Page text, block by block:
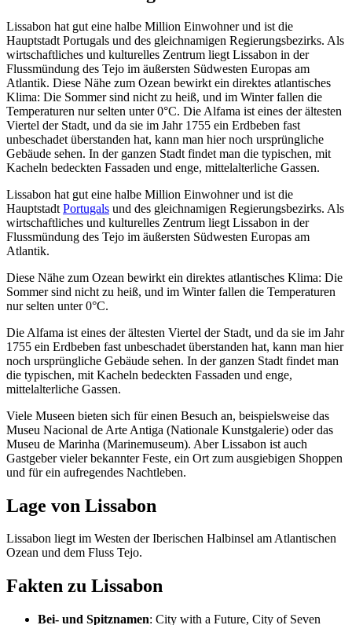
Lissabon hat gut eine halbe Million Einwohner und ist die
Hauptstadt Portugals und des gleichnamigen Regierungsbezirks. Als
wirtschaftliches und kulturelles Zentrum liegt Lissabon in der
Flussmündung des Tejo im äußersten Südwesten Europas am
Atlantik. Diese Nähe zum Ozean bewirkt ein direktes atlantisches
Klima: Die Sommer sind nicht zu heiß, und im Winter fallen die
Temperaturen nur selten unter 0°C. Die Alfama ist eines der ältesten
Viertel der Stadt, und da sie im Jahr 1755 ein Erdbeben fast
unbeschadet überstanden hat, kann man hier noch ursprüngliche
Gebäude sehen. In der ganzen Stadt findet man die typischen, mit
Kacheln bedeckten Fassaden und enge, mittelalterliche Gassen.
Lissabon hat gut eine halbe Million Einwohner und ist die
Hauptstadt Portugals und des gleichnamigen Regierungsbezirks. Als
wirtschaftliches und kulturelles Zentrum liegt Lissabon in der
Flussmündung des Tejo im äußersten Südwesten Europas am
Atlantik.
Diese Nähe zum Ozean bewirkt ein direktes atlantisches Klima: Die
Sommer sind nicht zu heiß, und im Winter fallen die Temperaturen
nur selten unter 0°C.
Die Alfama ist eines der ältesten Viertel der Stadt, und da sie im Jahr
1755 ein Erdbeben fast unbeschadet überstanden hat, kann man hier
noch ursprüngliche Gebäude sehen. In der ganzen Stadt findet man
die typischen, mit Kacheln bedeckten Fassaden und enge,
mittelalterliche Gassen.
Viele Museen bieten sich für einen Besuch an, beispielsweise das
Museu Nacional de Arte Antiga (Nationale Kunstgalerie) oder das
Museu de Marinha (Marinemuseum). Aber Lissabon ist auch
Gastgeber vieler bekannter Feste, ein Ort zum ausgiebigen Shoppen
und für ein aufregendes Nachtleben.
Lage von Lissabon
Lissabon liegt im Westen der Iberischen Halbinsel am Atlantischen
Ozean und dem Fluss Tejo.
Fakten zu Lissabon
Bei- und Spitznamen: City with a Future, City of Seven